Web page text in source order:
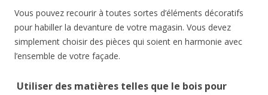
Vous pouvez recourir à toutes sortes d’éléments décoratifs
pour habiller la devanture de votre magasin. Vous devez
simplement choisir des pièces qui soient en harmonie avec
l’ensemble de votre façade.
Utiliser des matières telles que le bois pour